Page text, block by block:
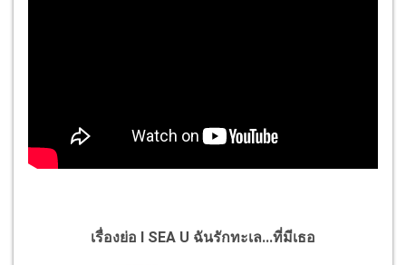
เรื่องย่อ I SEA U ฉันรักทะเล...ที่มีเธอ